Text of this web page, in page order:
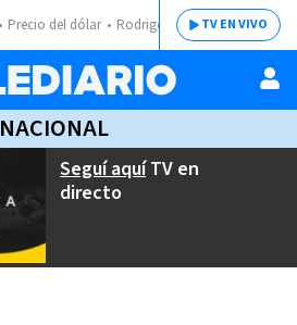
Precio del dólar Rodrigo ChavesTV EN VIVO
NACIONAL
Seguí aquíTV en
directo